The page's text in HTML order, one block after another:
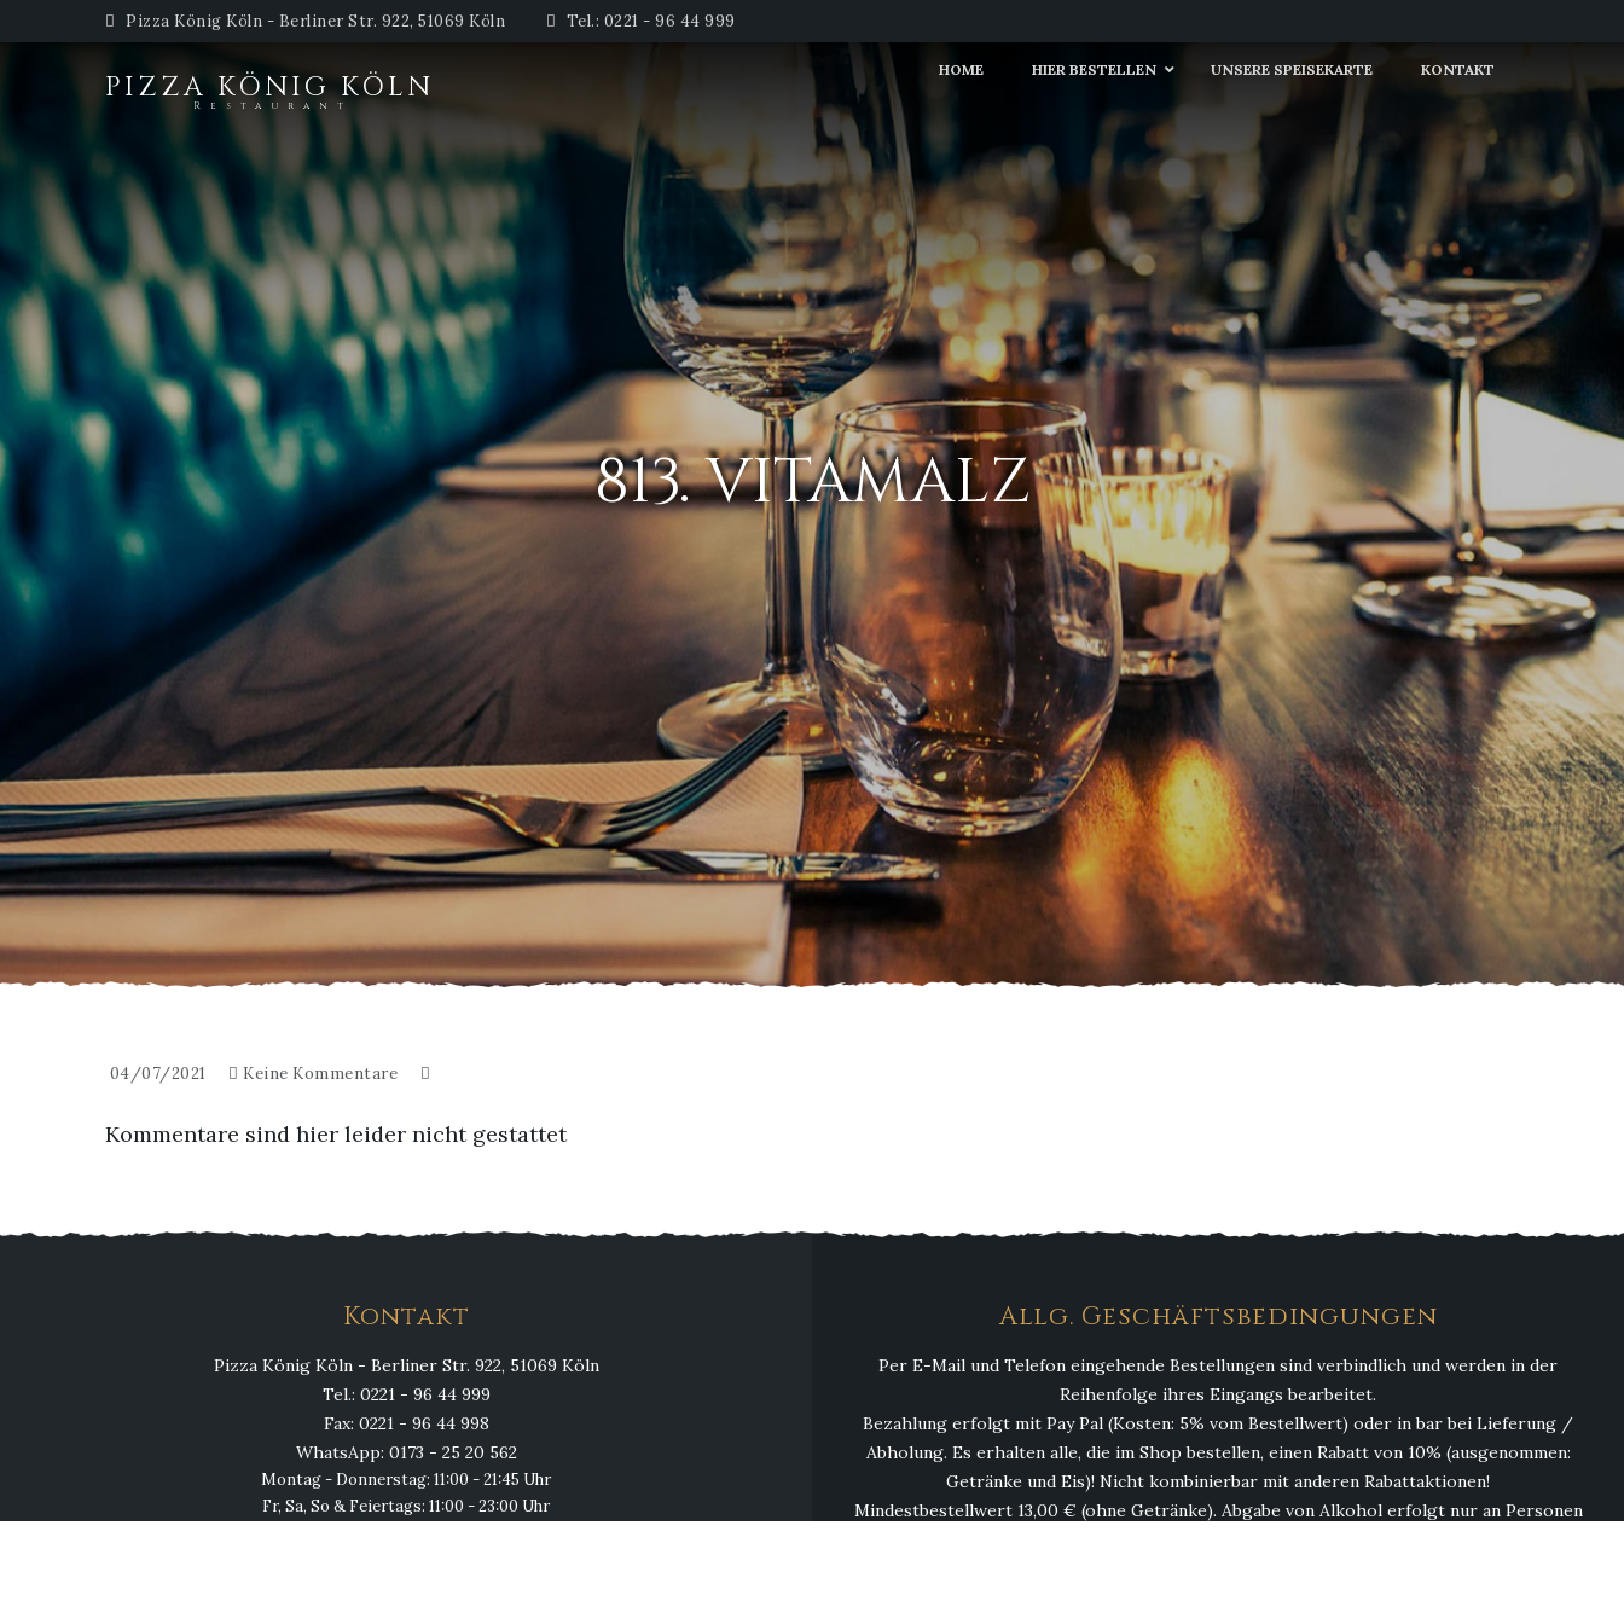
Pizza König Köln - Berliner Str. 922, 51069 Köln Tel.: 0221 - 96 44 999
PIZZA KÖNIG KÖLN
Restaurant
HOME HIER BESTELLEN UNSERE SPEISEKARTE KONTAKT
813. VITAMALZ
04/07/2021 Keine Kommentare
Kommentare sind hier leider nicht gestattet
Kontakt
Pizza König Köln - Berliner Str. 922, 51069 Köln
Tel.: 0221 - 96 44 999
Fax: 0221 - 96 44 998
WhatsApp: 0173 - 25 20 562
Montag - Donnerstag: 11:00 - 21:45 Uhr
Fr, Sa, So & Feiertags: 11:00 - 23:00 Uhr
Allg. Geschäftsbedingungen
Per E-Mail und Telefon eingehende Bestellungen sind verbindlich und werden in der
Reihenfolge ihres Eingangs bearbeitet.
Bezahlung erfolgt mit Pay Pal (Kosten: 5% vom Bestellwert) oder in bar bei Lieferung /
Abholung. Es erhalten alle, die im Shop bestellen, einen Rabatt von 10% (ausgenommen:
Getränke und Eis)! Nicht kombinierbar mit anderen Rabattaktionen!
Mindestbestellwert 13,00 € (ohne Getränke). Abgabe von Alkohol erfolgt nur an Personen